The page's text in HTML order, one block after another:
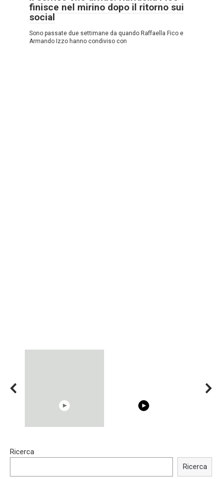
finisce nel mirino dopo il ritorno sui
social
Sono passate due settimane da quando Raffaella Fico e
Armando Izzo hanno condiviso con
Trying BOLLYWOOD
Shocking illusion - Pretty
Ricerca
Ricerca